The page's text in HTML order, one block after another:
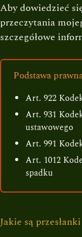
Aby dowiedzieć
przeczytania
szczegółowe
Podstawa
Art. 922
Art. 931
ustawowego
Art. 991
Art. 1012
spadku
Jakie są